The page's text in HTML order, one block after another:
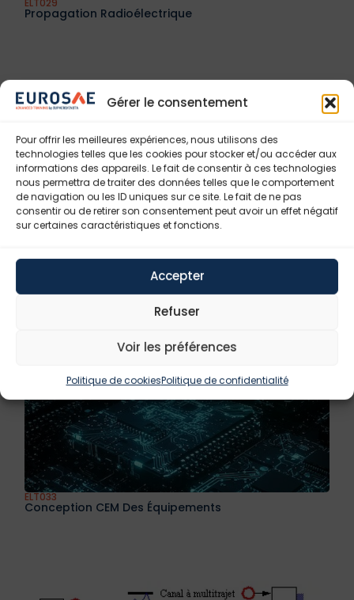
Gérer le consentement
Pour offrir les meilleures expériences, nous utilisons des
technologies telles que les cookies pour stocker et/ou accéder aux
informations des appareils. Le fait de consentir à ces technologies
nous permettra de traiter des données telles que le comportement
de navigation ou les ID uniques sur ce site. Le fait de ne pas
consentir ou de retirer son consentement peut avoir un effet négatif
sur certaines caractéristiques et fonctions.
Accepter
Refuser
Voir les préférences
Politique de cookiesPolitique de confidentialité
Propagation Radioélectrique
Protection Des Matériels Et Systèmes Vis-À-Vis Des
Agressions Électromagnétiques
ELT033
Conception CEM Des Équipements